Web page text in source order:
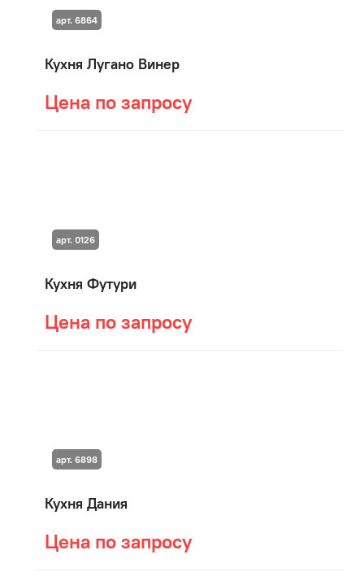
Кухня Лугано Винер
Цена по запросу
арт. 6864
Кухня Футури
Цена по запросу
арт. 0126
Кухня Дания
Цена по запросу
арт. 6898